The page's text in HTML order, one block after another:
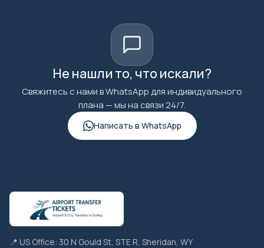
Не нашли то, что искали?
Свяжитесь с нами в WhatsApp для индивидуального
плана — мы на связи 24/7.
Написать в WhatsApp
📍 US Office: 30 N Gould St, STE R, Sheridan, WY